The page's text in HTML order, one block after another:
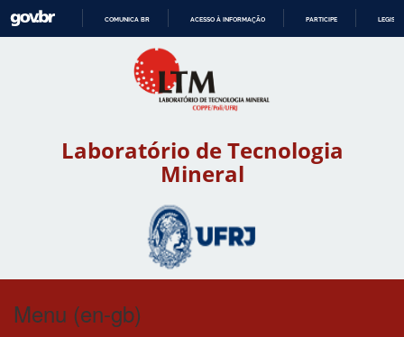
CONTEÚDO
COMUNICA BR ACESSO À INFORMAÇÃO PARTICIPE
Laboratório de Tecnologia
Mineral
Menu (en-gb)